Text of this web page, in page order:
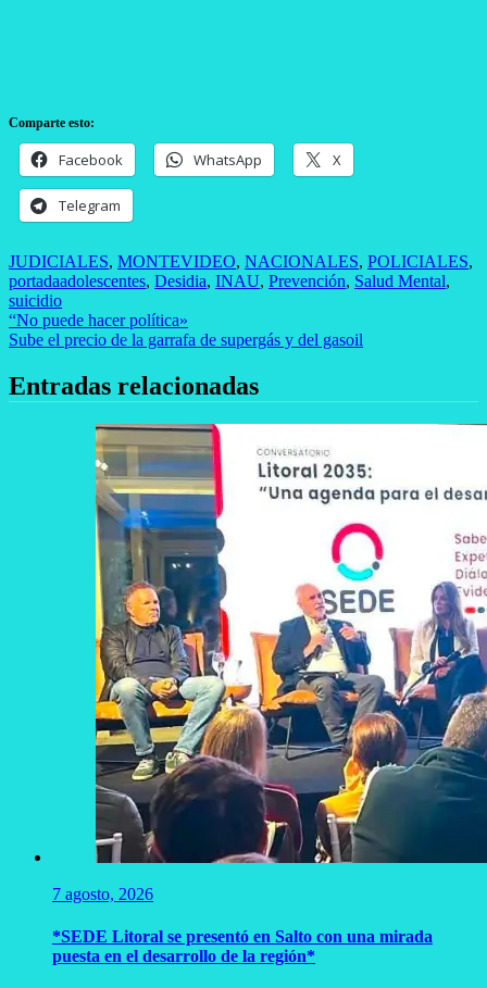
Comparte esto:
Facebook WhatsApp X
Telegram
JUDICIALES, MONTEVIDEO, NACIONALES, POLICIALES,
portadaadolescentes, Desidia, INAU, Prevención, Salud Mental,
suicidio
Navegación
de
entradas
“No puede hacer política»
Sube el precio de la garrafa de supergás y del gasoil
Entradas relacionadas
7 agosto, 2026
*SEDE Litoral se presentó en Salto con una mirada
puesta en el desarrollo de la región*